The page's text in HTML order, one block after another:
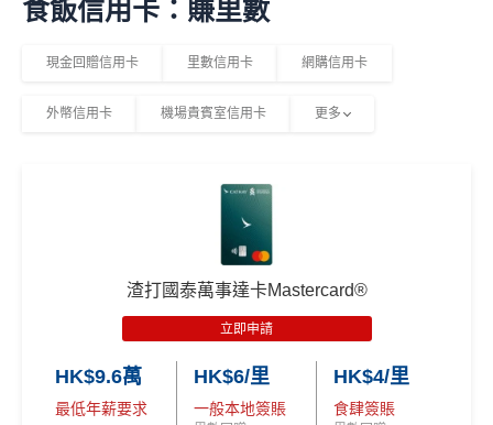
食飯信用卡：賺里數
現金回贈信用卡 里數信用卡 網購信用卡
外幣信用卡 機場貴賓室信用卡 更多
渣打國泰萬事達卡Mastercard®
立即申請
HK$9.6萬
最低年薪要求
HK$6/里
一般本地簽賬
HK$4/里
食肆簽賬